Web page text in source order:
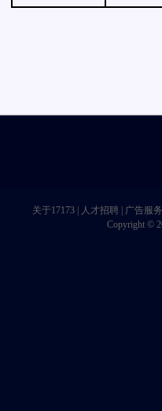
关于17173 人才招聘
广告服务
Copyright ©